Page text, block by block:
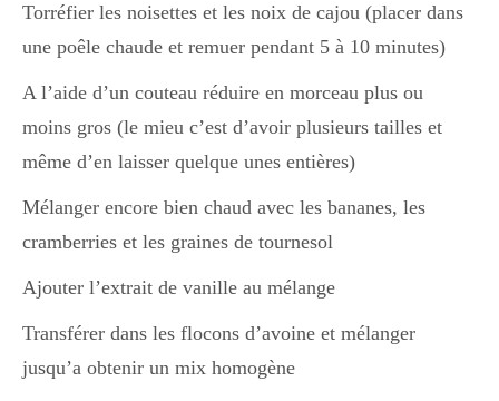
Torréfier les noisettes et les noix de cajou (placer dans
une poêle chaude et remuer pendant 5 à 10 minutes)
A l’aide d’un couteau réduire en morceau plus ou
moins gros (le mieu c’est d’avoir plusieurs tailles et
même d’en laisser quelque unes entières)
Mélanger encore bien chaud avec les bananes, les
cramberries et les graines de tournesol
Ajouter l’extrait de vanille au mélange
Transférer dans les flocons d’avoine et mélanger
jusqu’a obtenir un mix homogène